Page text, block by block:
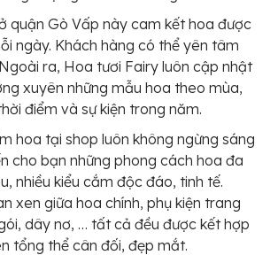
quận Gò Vấp này cam kết hoa được
ngày. Khách hàng có thể yên tâm
ra, Hoa tươi Fairy luôn cập nhật
xuyên những mẫu hoa theo mùa,
điểm và sự kiện trong năm.
hoa tại shop luôn không ngừng sáng
cho bạn những phong cách hoa đa
nhiều kiểu cắm độc đáo, tinh tế.
xen giữa hoa chính, phụ kiện trang
dây nơ, … tất cả đều được kết hợp
tổng thể cân đối, đẹp mắt.